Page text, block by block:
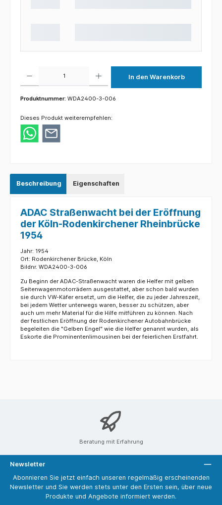
In den Warenkorb
Produktnummer: WDA2400-3-006
Dieses Produkt weiterempfehlen:
Beschreibung Eigenschaften
ADAC Straßenwacht bei der Eröffnung
der Köln-Rodenkirchener Rheinbrücke
1954
Jahr: 1954
Ort: Rodenkirchener Brücke, Köln
Bildnr. WDA2400-3-006
Zu Beginn der ADAC-Straßenwacht waren die Helfer mit gelben
Seitenwagenmotorrädern ausgestattet, aber schon bald wurden
sie durch VW-Käfer ersetzt, um die Helfer, die zu jeder Jahreszeit,
bei jedem Wetter unterwegs waren, besser zu schützen, aber
auch um mehr Material für die Hilfe mitführen zu können. Nach
der festlichen Eröffnung der Rodenkirchener Autobahnbrücke
begeleiten die "Gelben Engel" wie die Helfer genannt wurden, als
Eskorte die Prominentenlimousinen bei der feierlichen Erstfahrt.
Beratung mit Erfahrung
Newsletter
Abonnieren Sie jetzt einfach unseren regelmäßig erscheinenden
Newsletter und Sie werden stets unter den Ersten sein, über neue
Produkte und Angebote informiert werden.